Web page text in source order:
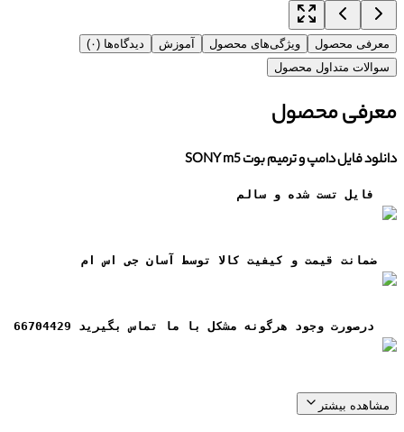
معرفی محصول ویژگی‌های محصول آموزش
دیدگاه‌ها (۰)
سوالات متداول محصول
معرفی محصول
دانلود فایل دامپ و ترمیم بوت SONY m5
فایل تست شده و سالم
ضمانت قيمت و کيفيت کالا توسط آسان جی اس ام
درصورت وجود هرگونه مشکل با ما تماس بگیرید 66704429
مشاهده بیشتر